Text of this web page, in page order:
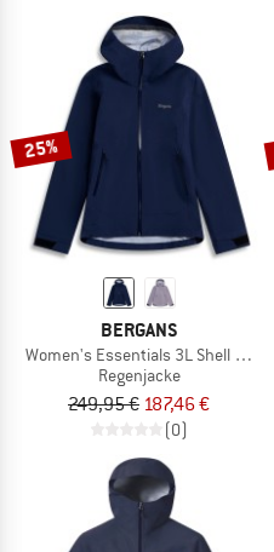
25%
BERGANS
Women's Essentials 3L Shell Jacket
Regenjacke
249,95 € 187,46 €
(0)